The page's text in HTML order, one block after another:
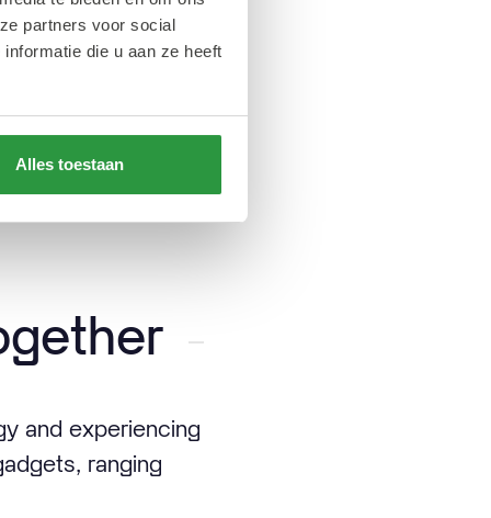
partners voor social
die u aan ze heeft
Alles toestaan
en apparaten
but Rotterdam
and experiencing
ranging